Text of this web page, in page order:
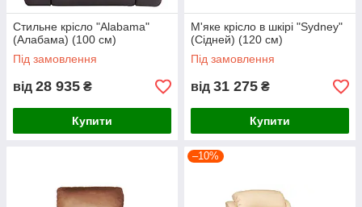
Стильне крісло "Alabama"
(Алабама) (100 см)
Під замовлення
від 28 935 ₴
Купити
М'яке крісло в шкірі "Sydney"
(Сідней) (120 см)
Під замовлення
від 31 275 ₴
Купити
–10%